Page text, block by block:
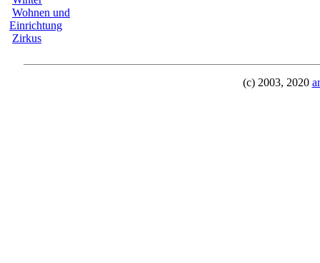
Wohnen und
Einrichtung
Zirkus
(c) 2003, 2020